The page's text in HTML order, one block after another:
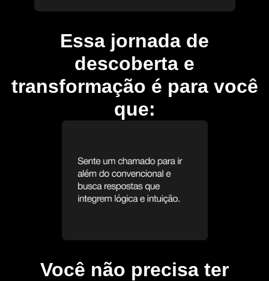
Essa jornada de
descoberta e
transformação é para você
que:
Você não precisa ter